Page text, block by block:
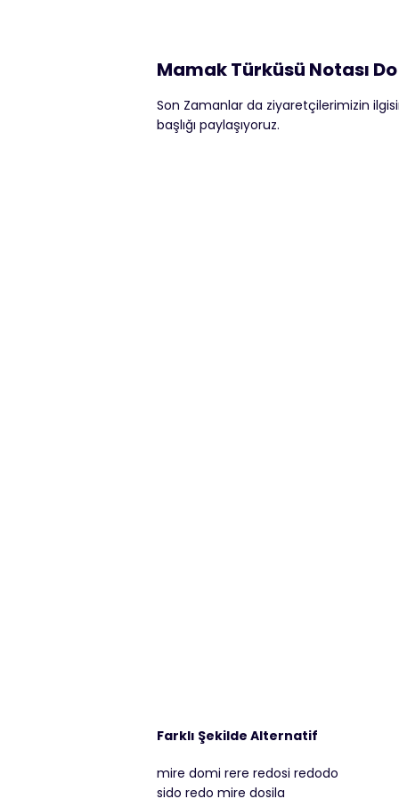
Mamak Türküsü Notası
Son Zamanlar da ziyaretçilerimizin
başlığı paylaşıyoruz.
Farklı Şekilde Alternatif
mire domi rere redosi redodo
sido redo mire dosila